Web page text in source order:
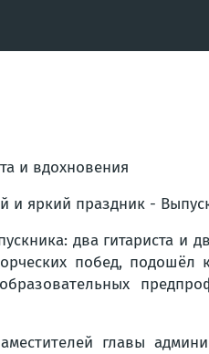
и вдохновения
и яркий праздник -
два гитариста и
побед,
главы